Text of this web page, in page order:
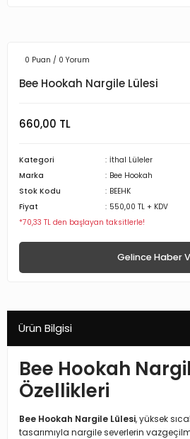
0 Puan / 0 Yorum
Bee Hookah Nargile Lülesi
660,00 TL
Kategori
İthal Lüleler
Marka
Bee Hookah
Stok Kodu
BEEHK
Fiyat
550,00 TL + KDV
*70,33 TL den başlayan taksitlerle!
Gelince Haber
Ürün Bilgisi
Bee Hookah
Özellikleri
Bee Hookah Nargile Lülesi, yüksek
tasarımıyla nargile severlerin